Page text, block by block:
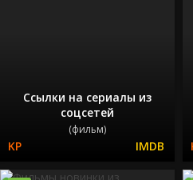
Ссылки на сериалы из
соцсетей
(фильм)